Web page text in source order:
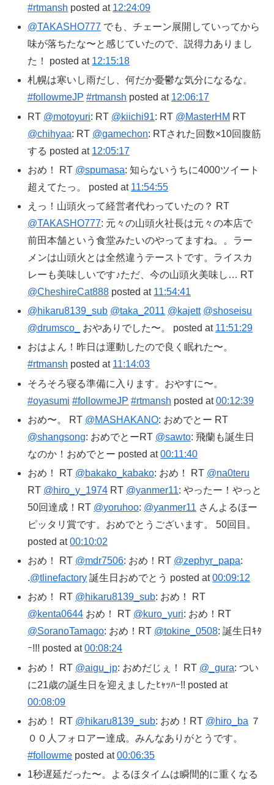
#rtmansh posted at 12:24:09
@TAKASHO777 でも、チェーン展開していってから
味が落ちたな〜と感じていたので、説得力ありまし
た！ posted at 12:15:18
札幌は寒いし雨だし、何だか憂鬱な気分になるな。
#followmeJP #rtmansh posted at 12:06:17
RT @motoyuri: RT @kiichi91: RT @MasterHM RT
@chihyaa: RT @gamechon: RTされた回数×10回腹筋
する posted at 12:05:17
おめ！ RT @spumasa: 知らないうちに4000ツイート
超えてたっ。 posted at 11:54:55
えっ！山頭火って経営者代わっていたの？ RT
@TAKASHO777: 元々の山頭火社長は元々の本店で
前田本舗という食堂みたいのやってますね。。ラー
メンは山頭火とは全然違うテーストです。ライスカ
レーも美味しいです♪ただ、今の山頭火美味し… RT
@CheshireCat888 posted at 11:54:41
@hikaru8139_sub @taka_2011 @kajett @shoseisu
@drumsco_
おやありでした〜。 posted at 11:51:29
おはよん！昨日は運動したので良く眠れた〜。
#rtmansh posted at 11:14:03
そろそろ寝る準備に入ります。おやすに〜。
#oyasumi #followmeJP #rtmansh posted at00:12:39
おめ〜。 RT @MASHAKANO: おめでとー RT
@shangsong: おめでとーRT @sawto: 飛蘭も誕生日
なのか！おめでとー posted at00:11:40
おめ！ RT @bakako_kabako: おめ！ RT @na0teru
RT @hiro_y_1974 RT @yanmer11: やったー！やっと
50回達成！RT @yoruhoo: @yanmer11 さんよるほー
ピッタリ賞です。おめでとうございます。 50回目。
posted at00:10:02
おめ！ RT @mdr7506: おめ！RT @zephyr_papa:
.@tlinefactory 誕生日おめでとう posted at00:09:12
おめ！ RT @hikaru8139_sub: おめ！ RT
@kenta0644 おめ！ RT @kuro_yuri: おめ！RT
@SoranoTamago: おめ！RT @tokine_0508: 誕生日ｷﾀ
ｰ!!! posted at00:08:24
おめ！ RT @aigu_jp: おめだじぇ！ RT @_gura: つい
に21歳の誕生日を迎えましたﾋｬｯﾊｰ!! posted at
00:08:09
おめ！ RT @hikaru8139_sub: おめ！RT @hiro_ba ７
００人フォロアー達成。みんなありがとうです。
#followme posted at00:06:35
1秒遅延だった〜。よるほタイムは瞬間的に重くなる